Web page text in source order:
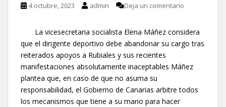
4 octubre, 2023 admin Deja un comentario
La vicesecretaria socialista Elena Máñez considera
que el dirigente deportivo debe abandonar su cargo tras
reiterados apoyos a Rubiales y sus recientes
manifestaciones absolutamente inaceptables Máñez
plantea que, en caso de que no asuma su
responsabilidad, el Gobierno de Canarias arbitre todos
los mecanismos que tiene a su mano para hacer